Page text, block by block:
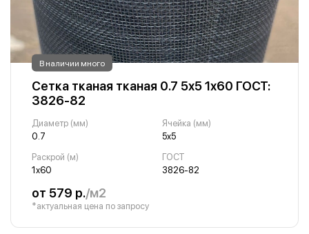
В наличии много
Сетка тканая тканая 0.7 5х5 1х60 ГОСТ:
3826-82
Диаметр (мм)
0.7
Ячейка (мм)
5х5
Раскрой (м)
1х60
ГОСТ
3826-82
от 579 р./м2
*актуальная цена по запросу